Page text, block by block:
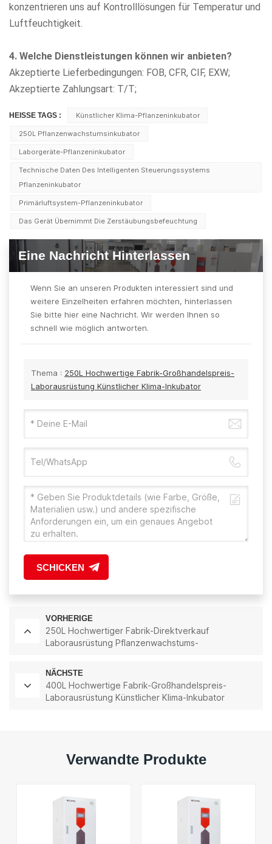
konzentrieren uns auf Kontrolllösungen für Temperatur und
Luftfeuchtigkeit.
4. Welche Dienstleistungen können wir anbieten?
Akzeptierte Lieferbedingungen: FOB, CFR, CIF, EXW;
Akzeptierte Zahlungsart: T/T;
HEISSE TAGS : Künstlicher Klima-Pflanzeninkubator
250L Pflanzenwachstumsinkubator
Laborgeräte-Pflanzeninkubator
Technische Daten Des Intelligenten Steuerungssystems
Pflanzeninkubator
Primärluftsystem-Pflanzeninkubator
Das Gerät Übernimmt Die Zerstäubungsbefeuchtung
Eine Nachricht Hinterlassen
Wenn Sie an unseren Produkten interessiert sind und
weitere Einzelheiten erfahren möchten, hinterlassen
Sie bitte hier eine Nachricht. Wir werden Ihnen so
schnell wie möglich antworten.
Thema : 250L Hochwertige Fabrik-Großhandelspreis-
Laborausrüstung Künstlicher Klima-Inkubator
SCHICKEN
VORHERIGE
250L Hochwertiger Fabrik-Direktverkauf
Laborausrüstung Pflanzenwachstums-
NÄCHSTE
400L Hochwertige Fabrik-Großhandelspreis-
Laborausrüstung Künstlicher Klima-Inkubator
Verwandte Produkte